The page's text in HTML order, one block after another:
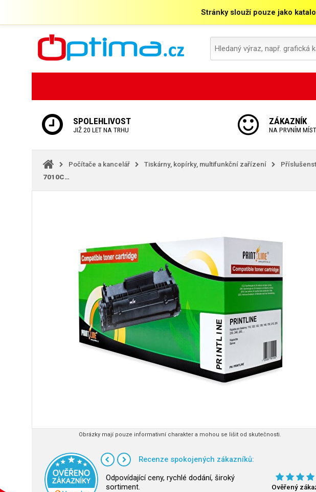
Stránky slouží pouze jako
SPOLEHLIVOST
JIŽ 20 LET NA TRHU
ZÁKAZNÍK
NA PRVNÍM
Počítače a kancelář Tiskárny, kopírky, multifunkční zařízení
7010C…
Obrázky mají pouze informativní charakter a mohou se lišit od skutečnosti.
Recenze spokojených zákazníků:
Odpovídající ceny, rychlé dodání, široký
sortiment.
Ověřený